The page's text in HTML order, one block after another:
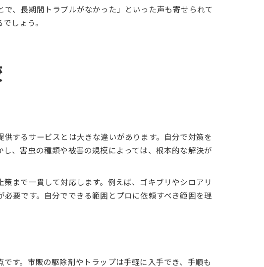
、長期間トラブルがなかった」といった声も寄せられて
しょう。
するサービスとは大きな違いがあります。自分で対策を
、害虫の種類や被害の規模によっては、根本的な解決が
まで一貫して対応します。例えば、ゴキブリやシロアリ
要です。自分でできる範囲とプロに依頼すべき範囲を理
す。市販の駆除剤やトラップは手軽に入手でき、手順も